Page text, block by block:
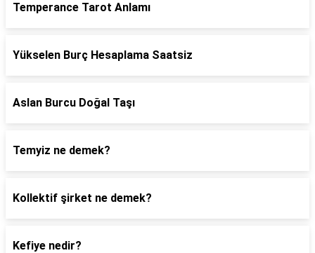
Temperance Tarot Anlamı
Yükselen Burç Hesaplama Saatsiz
Aslan Burcu Doğal Taşı
Temyiz ne demek?
Kollektif şirket ne demek?
Kefiye nedir?